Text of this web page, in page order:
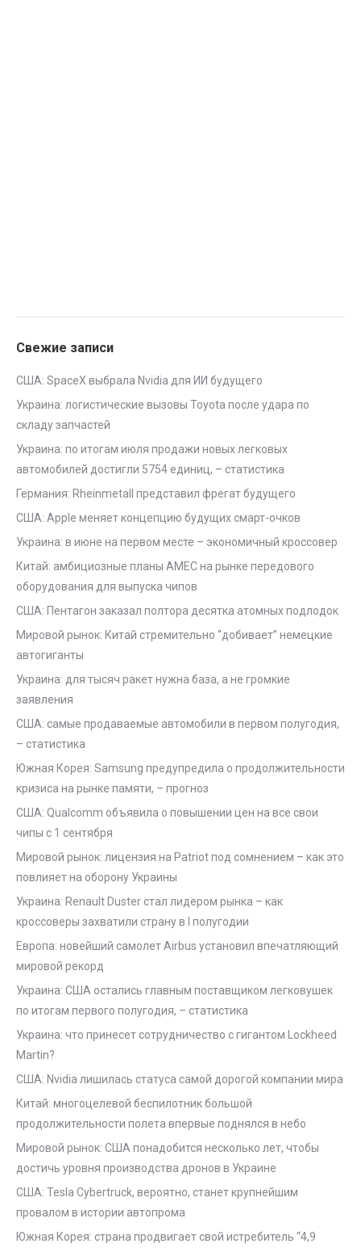
Свежие записи
США: SpaceX выбрала Nvidia для ИИ будущего
Украина: логистические вызовы Toyota после удара по
складу запчастей
Украина: по итогам июля продажи новых легковых
автомобилей достигли 5754 единиц, – статистика
Германия: Rheinmetall представил фрегат будущего
США: Apple меняет концепцию будущих смарт-очков
Украина: в июне на первом месте – экономичный кроссовер
Китай: амбициозные планы AMEC на рынке передового
оборудования для выпуска чипов
США: Пентагон заказал полтора десятка атомных подлодок
Мировой рынок: Китай стремительно “добивает” немецкие
автогиганты
Украина: для тысяч ракет нужна база, а не громкие
заявления
США: самые продаваемые автомобили в первом полугодия,
– статистика
Южная Корея: Samsung предупредила о продолжительности
кризиса на рынке памяти, – прогноз
США: Qualcomm объявила о повышении цен на все свои
чипы с 1 сентября
Мировой рынок: лицензия на Patriot под сомнением – как это
повлияет на оборону Украины
Украина: Renault Duster стал лидером рынка – как
кроссоверы захватили страну в I полугодии
Европа: новейший самолет Airbus установил впечатляющий
мировой рекорд
Украина: США остались главным поставщиком легковушек
по итогам первого полугодия, – статистика
Украина: что принесет сотрудничество с гигантом Lockheed
Martin?
США: Nvidia лишилась статуса самой дорогой компании мира
Китай: многоцелевой беспилотник большой
продолжительности полета впервые поднялся в небо
Мировой рынок: США понадобится несколько лет, чтобы
достичь уровня производства дронов в Украине
США: Tesla Cybertruck, вероятно, станет крупнейшим
провалом в истории автопрома
Южная Корея: страна продвигает свой истребитель “4,9